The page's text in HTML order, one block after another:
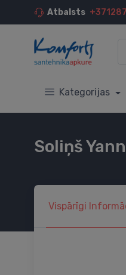
Atbalsts
Kategorijas
Soliņš
Vispārīgi